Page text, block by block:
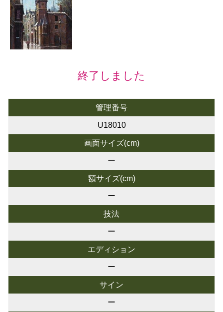
終了しました
管理番号
U18010
画面サイズ(cm)
ー
額サイズ(cm)
ー
技法
ー
エディション
ー
サイン
ー